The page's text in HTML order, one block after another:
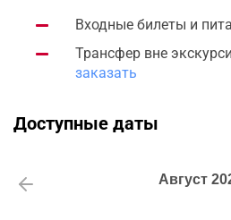
Входные билеты и
Трансфер вне
заказать
Доступные даты
Август